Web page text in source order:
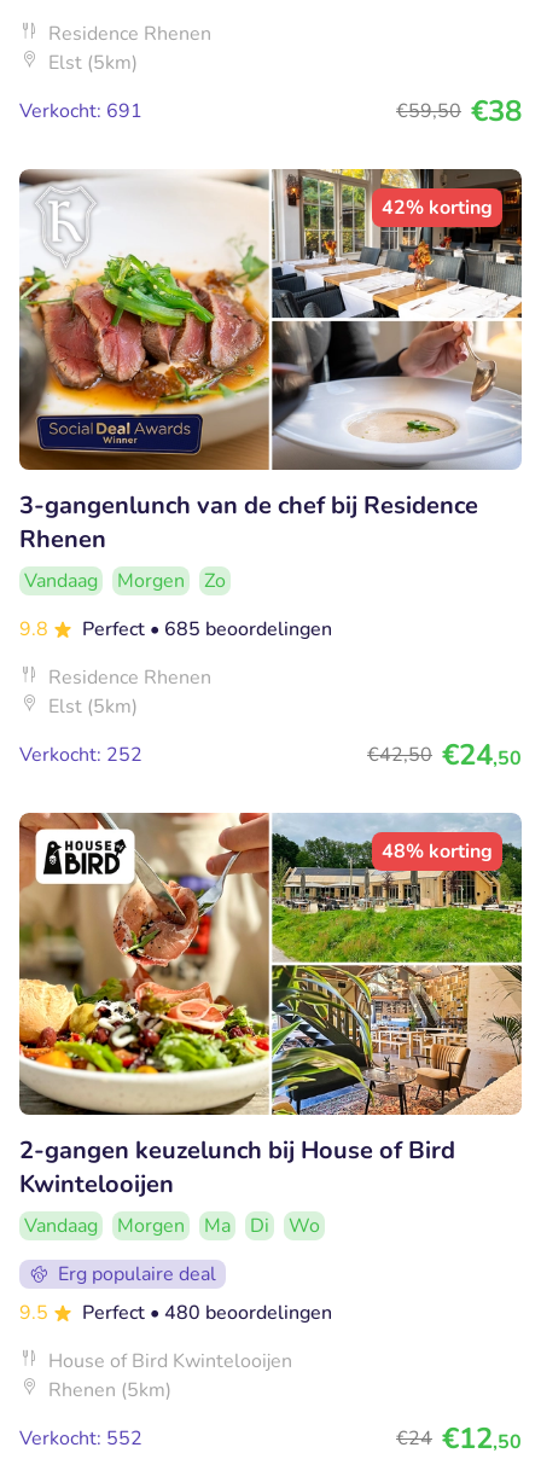
Residence Rhenen
Elst (5km)
Verkocht: 691
€59,50 €38
42% korting
3-gangenlunch van de chef bij Residence
Rhenen
Vandaag Morgen
Zo
9.8
Perfect • 685 beoordelingen
Residence Rhenen
Elst (5km)
Verkocht: 252
€42,50 €24,50
48% korting
2-gangen keuzelunch bij House of Bird
Kwintelooijen
Vandaag Morgen Ma Di
Wo
Erg populaire deal
9.5
Perfect • 480 beoordelingen
House of Bird Kwintelooijen
Rhenen (5km)
Verkocht: 552
€24 €12,50